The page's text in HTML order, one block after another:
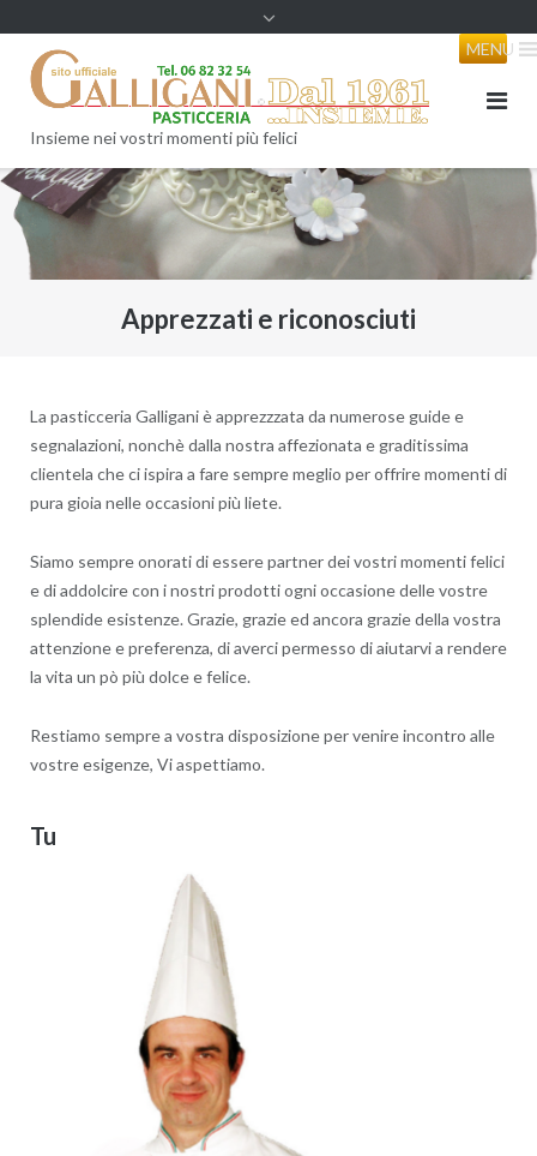
Insieme nei vostri momenti più felici
MENU
Apprezzati e riconosciuti
La pasticceria Galligani è apprezzzata da numerose guide e
segnalazioni, nonchè dalla nostra affezionata e graditissima
clientela che ci ispira a fare sempre meglio per offrire momenti di
pura gioia nelle occasioni più liete.
Siamo sempre onorati di essere partner dei vostri momenti felici
e di addolcire con i nostri prodotti ogni occasione delle vostre
splendide esistenze. Grazie, grazie ed ancora grazie della vostra
attenzione e preferenza, di averci permesso di aiutarvi a rendere
la vita un pò più dolce e felice.
Restiamo sempre a vostra disposizione per venire incontro alle
vostre esigenze, Vi aspettiamo.
Tu